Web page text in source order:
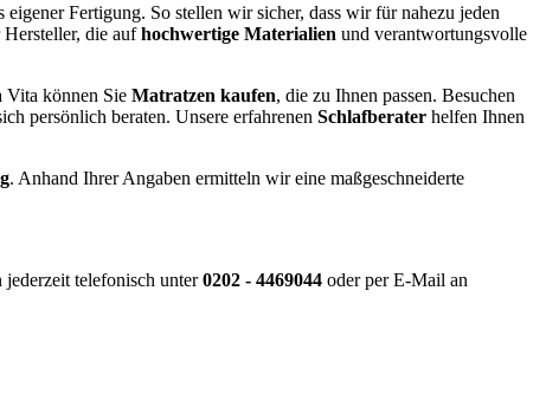
Fertigung. So stellen wir sicher, dass wir für nahezu jeden
Hersteller, die aufhochwertige Materialien und verantwortungsvolle
Vita können Sie Matratzen kaufen, die zu Ihnen passen. Besuchen
persönlich beraten. Unsere erfahrenen Schlafberater helfen Ihnen
. Anhand Ihrer Angaben ermitteln wir eine maßgeschneiderte
jederzeit telefonisch unter0202 - 4469044 oder per E-Mail an